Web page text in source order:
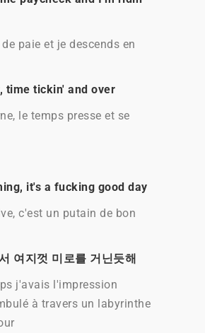
paie et je descends en
time tickin' and over
le temps presse et se
it's a fucking good day
c'est un putain de bon
여지껏 미로를 거닌듯해
j'avais l'impression
à travers un labyrinthe